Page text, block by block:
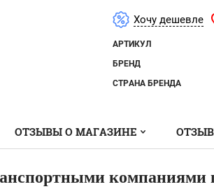
Хочу дешевле
АРТИКУЛ
БРЕНД
СТРАНА БРЕНДА
ОТЗЫВЫ О МАГАЗИНЕ
компаниями